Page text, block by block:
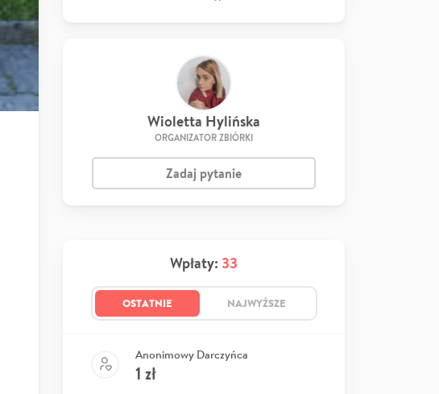
Wioletta Hylińska
ORGANIZATOR ZBIÓRKI
Zadaj pytanie
Wpłaty: 33
OSTATNIE NAJWYŻSZE
Anonimowy Darczyńca
1 zł